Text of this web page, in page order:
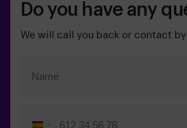
Do you have any
We will call you back or contact